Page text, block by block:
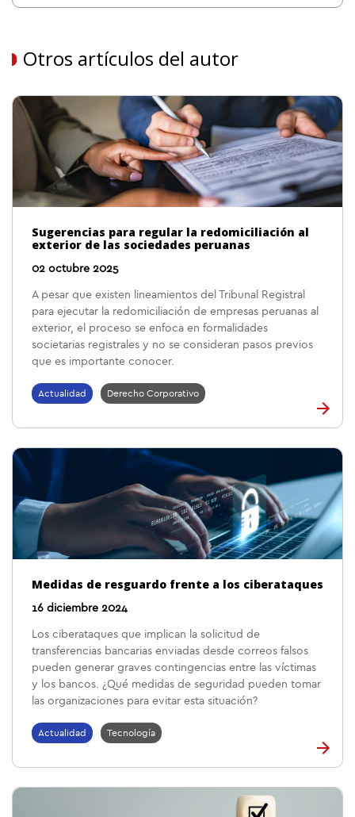
Otros artículos del autor
Sugerencias para regular la redomiciliación al
exterior de las sociedades peruanas
02 octubre 2025
A pesar que existen lineamientos del Tribunal Registral
para ejecutar la redomiciliación de empresas peruanas al
exterior, el proceso se enfoca en formalidades
societarias registrales y no se consideran pasos previos
que es importante conocer.
Actualidad Derecho Corporativo
Medidas de resguardo frente a los ciberataques
16 diciembre 2024
Los ciberataques que implican la solicitud de
transferencias bancarias enviadas desde correos falsos
pueden generar graves contingencias entre las víctimas
y los bancos. ¿Qué medidas de seguridad pueden tomar
las organizaciones para evitar esta situación?
Actualidad Tecnología